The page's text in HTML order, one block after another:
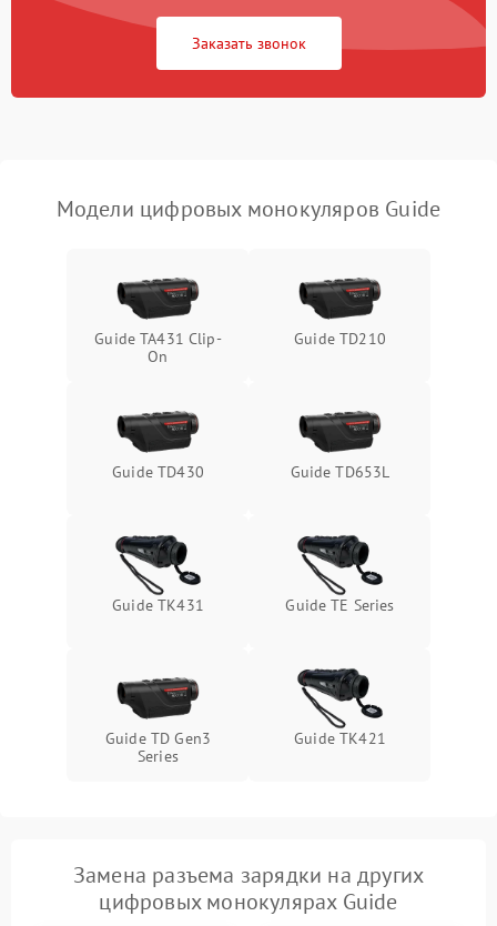
Неисправность Wi-
Fi/Bluetooth модуля
1500 ₽
изображения
Проблемы с заземлением Подробнее →
Повреждение печатной
Неисправность кнопок
Подробнее →
Заказать звонок
Модели цифровых монокуляров Guide
Guide TA431 Clip-
On
Guide TD210
Guide TD430 Guide TD653L
Guide TK431 Guide TE Series
Guide TD Gen3
Series
Guide TK421
Замена разъема зарядки на других
цифровых монокулярах Guide